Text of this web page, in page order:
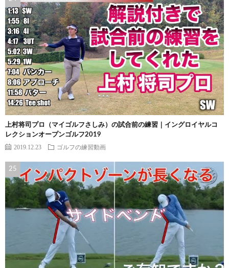
上村将司プロ（マイゴルフさしみ）の試合前の練習｜イングロイヤルコ
レクションオープンゴルフ2019
2019.12.23 ゴルフの練習動画